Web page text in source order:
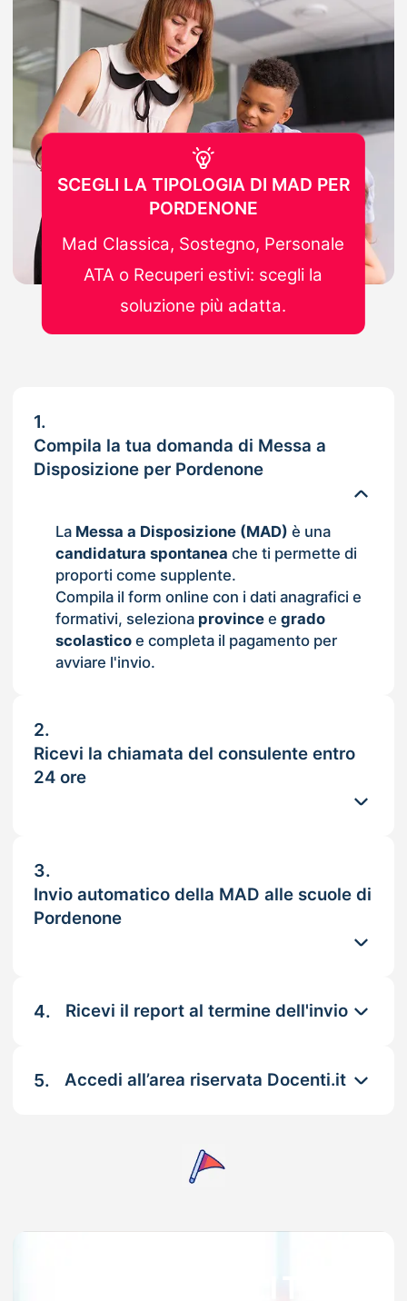
1.
Compila la tua domanda di Messa a
Disposizione per Pordenone
La Messa a Disposizione (MAD) è una
candidatura spontanea che ti permette di
proporti come supplente.
Compila il form online con i dati anagrafici e
formativi, seleziona provincee grado
scolasticoe completa il pagamento per
avviare l'invio.
2.
Ricevi la chiamata del consulente entro
24 ore
3.
Invio automatico della MAD alle scuole di
Pordenone
4. Ricevi il report al termine dell'invio
5. Accedi all’area riservata Docenti.it
SCEGLI LA TIPOLOGIA DI MAD PER
PORDENONE
Mad Classica, Sostegno, Personale
ATA o Recuperi estivi: scegli la
soluzione più adatta.